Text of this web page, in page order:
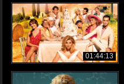
01:44:13